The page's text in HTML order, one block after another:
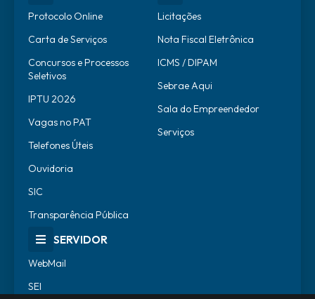
Protocolo Online
Carta de Serviços
Concursos e Processos
Seletivos
IPTU 2026
Vagas no PAT
Telefones Úteis
Ouvidoria
SIC
Transparência Pública
Licitações
Nota Fiscal Eletrônica
ICMS / DIPAM
Sebrae Aqui
Sala do Empreendedor
Serviços
SERVIDOR
WebMail
SEI